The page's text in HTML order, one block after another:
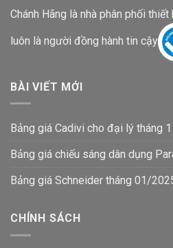
Chánh Hãng là nhà phân phối
luôn là người đồng hành tin cậy
BÀI VIẾT MỚI
Bảng giá Cadivi cho đại lý tháng
Bảng giá chiếu sáng dân dụng
Bảng giá Schneider tháng 01/
CHÍNH SÁCH